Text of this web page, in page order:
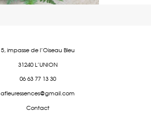
5, impasse de l'Oiseau Bleu
31240 L'UNION
06 63 77 13 30
afleuressences@gmail.com
Contact